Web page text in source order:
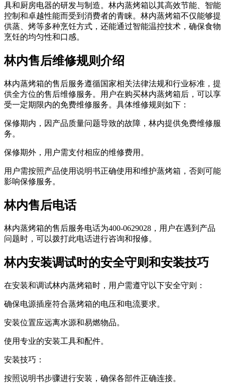
具和厨房电器的研发与制造。林内蒸烤箱以其高效节能、智能
控制和卓越性能而受到消费者的青睐。林内蒸烤箱不仅能够提
供蒸、烤等多种烹饪方式，还能通过智能温控技术，确保食物
烹饪的均匀性和口感。
林内售后维修规则介绍
林内蒸烤箱的售后服务遵循国家相关法律法规和行业标准，提
供全方位的售后维修服务。用户在购买林内蒸烤箱后，可以享
受一定期限内的免费维修服务。具体维修规则如下：
保修期内，因产品质量问题导致的故障，林内提供免费维修服
务。
保修期外，用户需支付相应的维修费用。
用户需按照产品使用说明书正确使用和维护蒸烤箱，否则可能
影响保修服务。
林内售后电话
林内蒸烤箱的售后服务电话为400-0629028，用户在遇到产品
问题时，可以拨打此电话进行咨询和报修。
林内安装调试时的安全守则和安装技巧
在安装和调试林内蒸烤箱时，用户需遵守以下安全守则：
确保电源插座符合蒸烤箱的电压和电流要求。
安装位置应远离水源和易燃物品。
使用专业的安装工具和配件。
安装技巧：
按照说明书步骤进行安装，确保各部件正确连接。